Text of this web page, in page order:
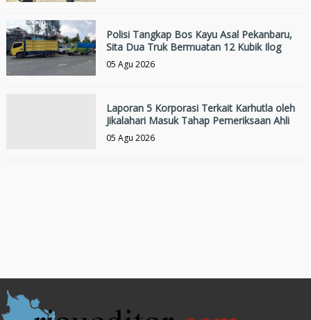
Polisi Tangkap Bos Kayu Asal Pekanbaru,
Sita Dua Truk Bermuatan 12 Kubik Ilog
05 Agu 2026
Laporan 5 Korporasi Terkait Karhutla oleh
Jikalahari Masuk Tahap Pemeriksaan Ahli
05 Agu 2026